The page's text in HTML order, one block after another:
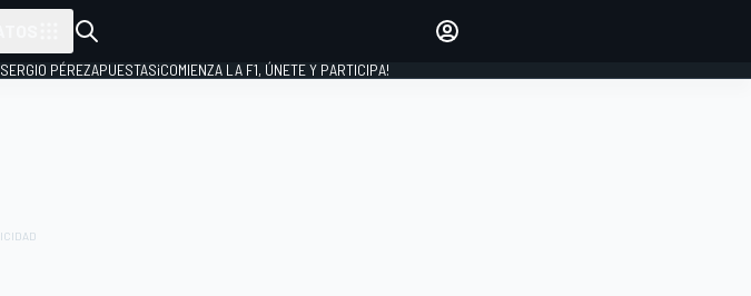
INICIAR SESIÓN
SERGIO PÉREZAPUESTAS¡COMIENZA LA F1, ÚNETE Y PARTICIPA!